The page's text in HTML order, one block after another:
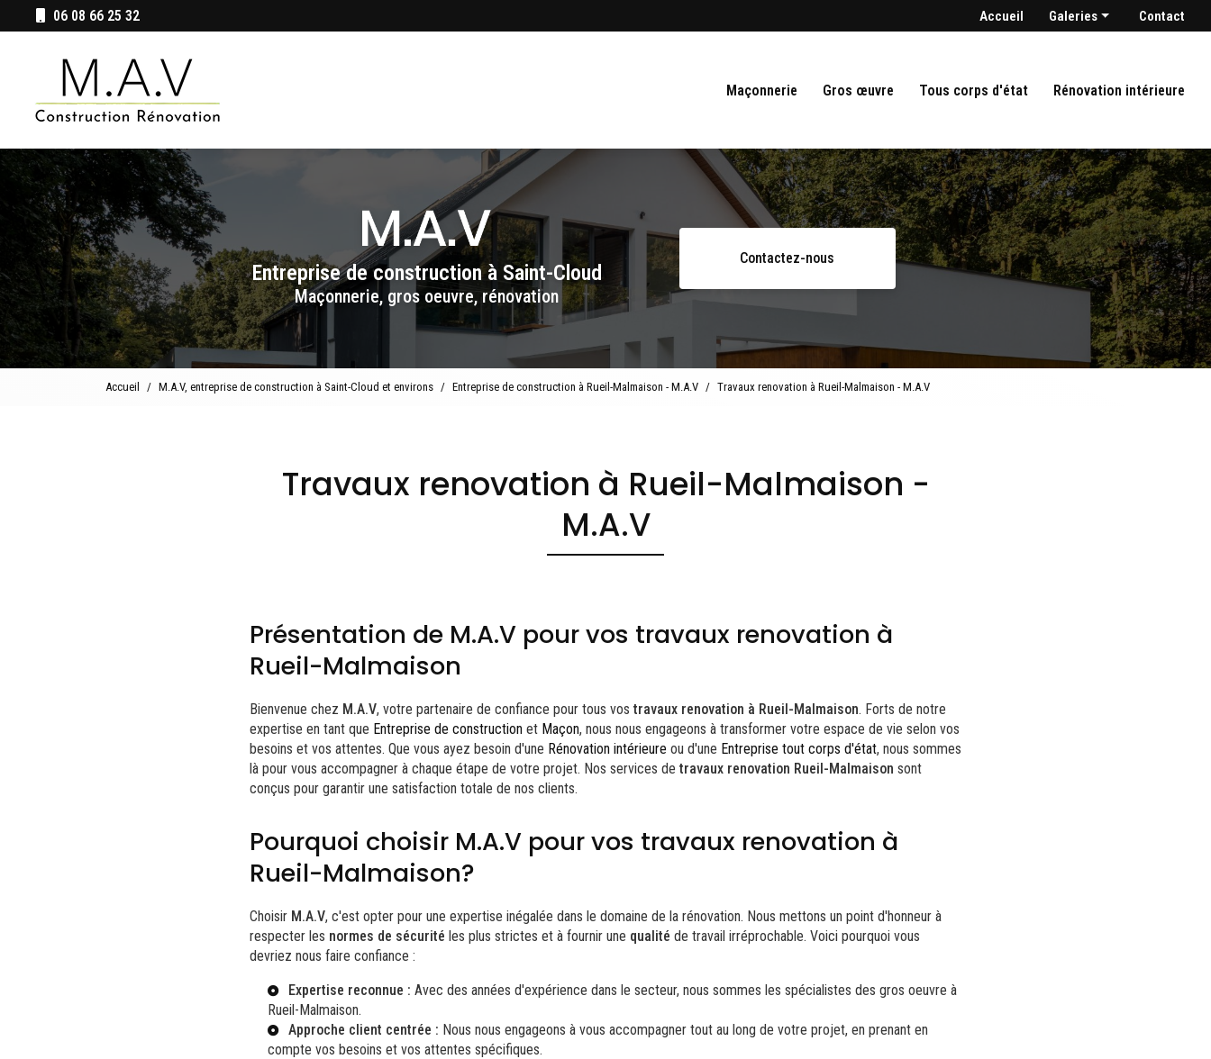
au
06 08 66 25 32 Accueil
Galeries
Contact
Maçonnerie Gros œuvre Tous corps d'état Rénovation intérieure
Entreprise de constructionà Saint-Cloud
Maçonnerie, gros oeuvre, rénovation
Contactez-nous
Accueil M.A.V, entreprise de construction à Saint-Cloud et environs Entreprise de construction à Rueil-Malmaison - M.A.V Travaux renovation à Rueil-Malmaison - M.A.V
Travaux renovation à Rueil-Malmaison -
M.A.V
Présentation de M.A.V pour vos travaux renovation à
Rueil-Malmaison
Bienvenue chez M.A.V, votre partenaire de confiance pour tous vostravaux renovation à Rueil-Malmaison. Forts de notre
expertise en tant que Entreprise de construction et Maçon, nous nous engageons à transformer votre espace de vie selon vos
besoins et vos attentes. Que vous ayez besoin d'une Rénovation intérieure ou d'une Entreprise tout corps d'état, nous sommes
là pour vous accompagner à chaque étape de votre projet. Nos services detravaux renovation Rueil-Malmaison sont
conçus pour garantir une satisfaction totale de nos clients.
Pourquoi choisir M.A.V pour vos travaux renovation à
Rueil-Malmaison?
Choisir M.A.V, c'est opter pour une expertise inégalée dans le domaine de la rénovation. Nous mettons un point d'honneur à
respecter les normes de sécurité les plus strictes et à fournir une qualité de travail irréprochable. Voici pourquoi vous
devriez nous faire confiance :
Expertise reconnue : Avec des années d'expérience dans le secteur, nous sommes les spécialistes des gros oeuvre à
Rueil-Malmaison.
Approche client centrée : Nous nous engageons à vous accompagner tout au long de votre projet, en prenant en
compte vos besoins et vos attentes spécifiques.